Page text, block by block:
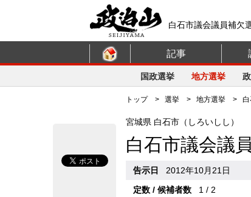
白石市議会議員補欠
記事
国政選挙 地方選挙
トップ> 選挙 > 地方選挙 > 白
宮城県 白石市（しろいしし）
白石市議会議
告示日 2012年10月21日
定数 / 候補者数
1 / 2